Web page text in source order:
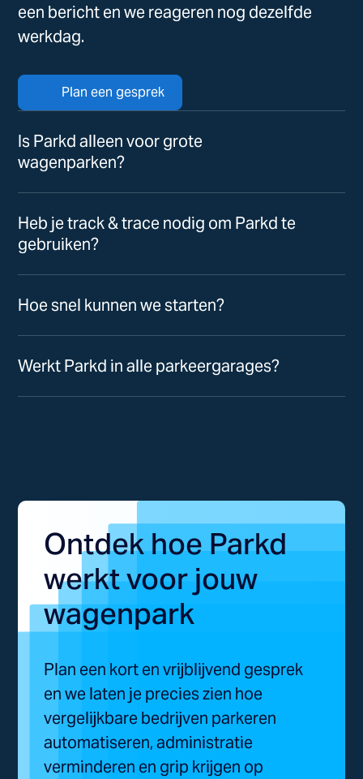
een bericht en we reageren nog dezelfde
werkdag.
Plan een gesprek
Is Parkd alleen voor grote
wagenparken?
Heb je track & trace nodig om Parkd te
gebruiken?
Hoe snel kunnen we starten?
Werkt Parkd in alle parkeergarages?
Ontdek hoe Parkd
werkt voor jouw
wagenpark
Plan een kort en vrijblijvend gesprek
en we laten je precies zien hoe
vergelijkbare bedrijven parkeren
automatiseren, administratie
verminderen en grip krijgen op